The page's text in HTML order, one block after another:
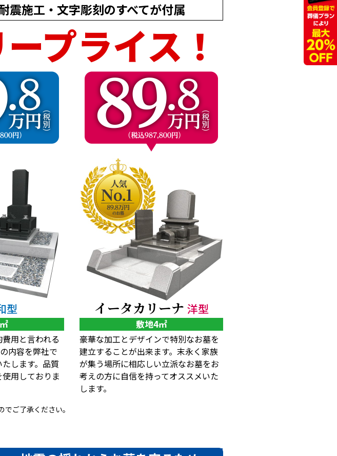
震施工・文字彫刻のすべてが付属
プライス！
型
用と言われる
内容を弊社で
します。品質
用しておりま
イータカリーナ 洋型
敷地4㎡
豪華な加工とデザインで特別なお墓を
建立することが出来ます。末永く家族
が集う場所に相応しい立派なお墓をお
考えの方に自信を持ってオススメいた
します。
ご了承ください。